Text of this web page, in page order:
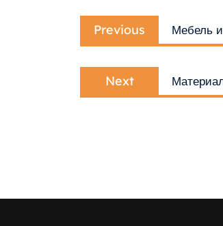
Навигация
по
записям
Previous
Previous
post:
Мебель и
Next
Next
post: